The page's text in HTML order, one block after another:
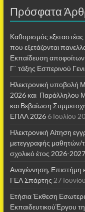
Πρόσφατα
Καθορισμός
που εξετάζονται
Εκπαίδευση αποφοίτων
Γ΄ τάξης Εσπερινού
Ηλεκτρονική υποβολή
2026 και Παράλληλου
και Βεβαίωση
ΕΠΑΛ 2026 6 Ιουλίου
Ηλεκτρονική Αίτηση
μετεγγραφής μαθητών/
σχολικό έτος 2026-2027
Αναγέννηση, Επιστήμη
ΓΕΛ Σπάρτης 27
Ετήσια Έκθεση
ΕκπαιδευτικούΈργου